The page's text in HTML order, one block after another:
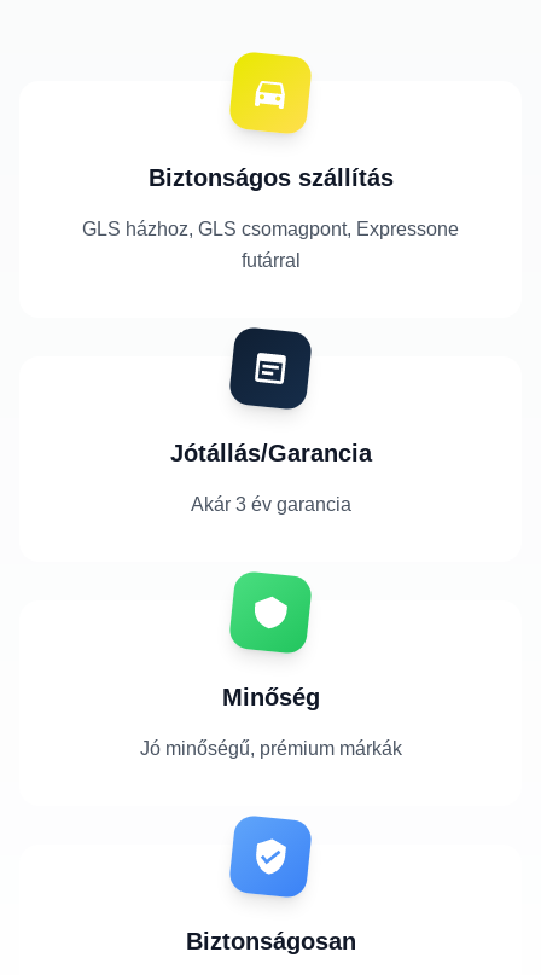
Biztonságos szállítás
GLS házhoz, GLS csomagpont, Expressone
futárral
Jótállás/Garancia
Akár 3 év garancia
Minőség
Jó minőségű, prémium márkák
Biztonságosan